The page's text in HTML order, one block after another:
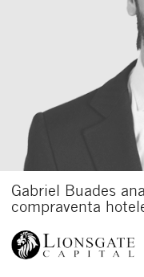
Gabriel Buades
compraventa